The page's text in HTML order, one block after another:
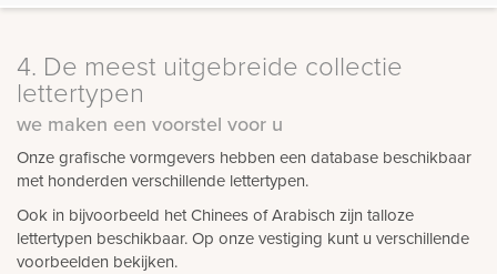
4. De meest uitgebreide collectie
lettertypen
we maken een voorstel voor u
Onze grafische vormgevers hebben een database beschikbaar
met honderden verschillende lettertypen.
Ook in bijvoorbeeld het Chinees of Arabisch zijn talloze
lettertypen beschikbaar. Op onze vestiging kunt u verschillende
voorbeelden bekijken.